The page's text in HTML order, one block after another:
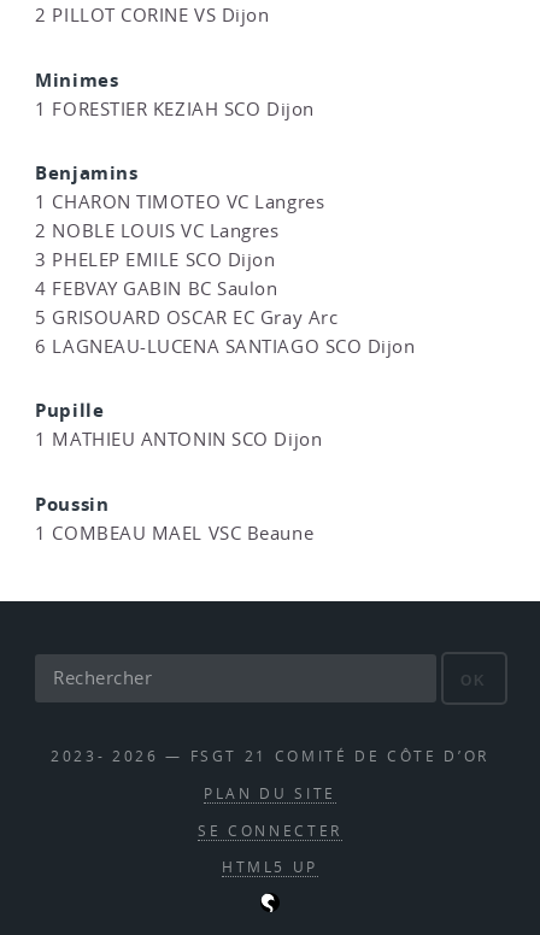
2 PILLOT CORINE VS Dijon
Minimes
1 FORESTIER KEZIAH SCO Dijon
Benjamins
1 CHARON TIMOTEO VC Langres
2 NOBLE LOUIS VC Langres
3 PHELEP EMILE SCO Dijon
4 FEBVAY GABIN BC Saulon
5 GRISOUARD OSCAR EC Gray Arc
6 LAGNEAU-LUCENA SANTIAGO SCO Dijon
Pupille
1 MATHIEU ANTONIN SCO Dijon
Poussin
1 COMBEAU MAEL VSC Beaune
OK
2023- 2026 — FSGT 21 COMITÉ DE CÔTE D’OR
PLAN DU SITE
SE CONNECTER
HTML5 UP